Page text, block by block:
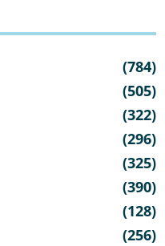
(784)
(505)
(322)
(296)
(325)
(390)
(128)
(256)